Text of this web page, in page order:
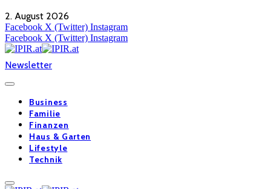
2. August 2026
Facebook X (Twitter) Instagram
Facebook X (Twitter) Instagram
Newsletter
Business
Familie
Finanzen
Haus & Garten
Lifestyle
Technik